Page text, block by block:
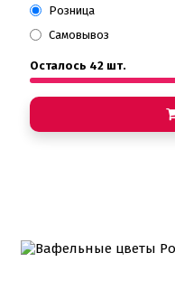
Розница
Самовывоз
Осталось 42 шт.